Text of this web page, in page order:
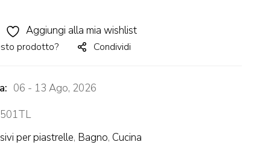
Aggiungi alla mia wishlist
prodotto? Condividi
06 - 13 Ago, 2026
per piastrelle, Bagno, Cucina